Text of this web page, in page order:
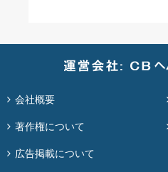
会社概要
著作権について
広告掲載について